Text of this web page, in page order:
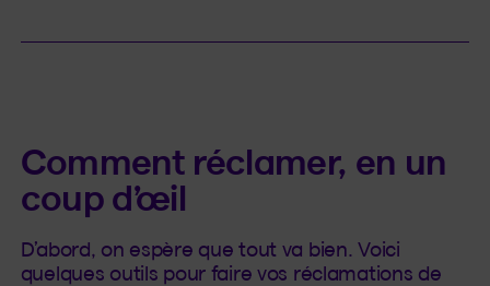
Comment réclamer, en un
coup d’œil
D’abord, on espère que tout va bien. Voici
quelques outils pour faire vos réclamations de